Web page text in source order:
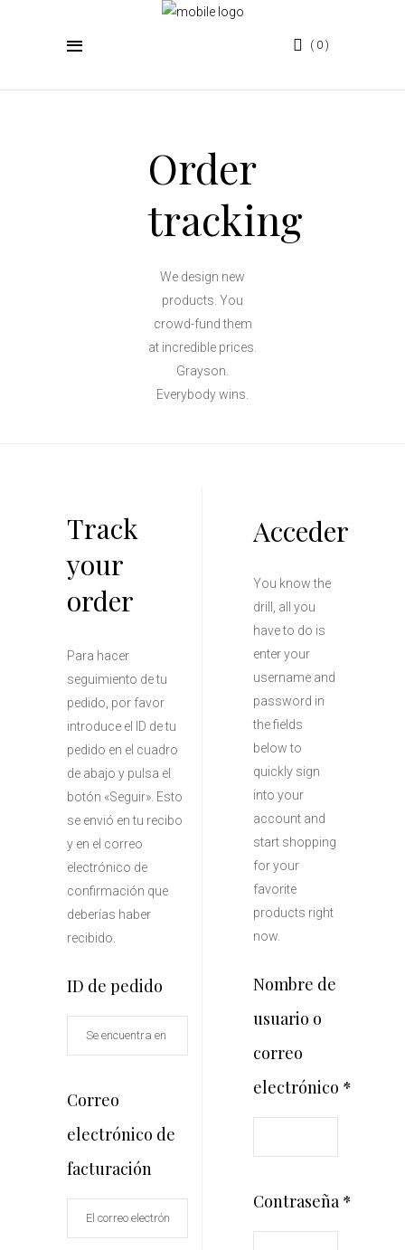
0
Order
tracking
We design new
products. You
crowd-fund them
at incredible prices.
Grayson.
Everybody wins.
Track
your
order
Para hacer
seguimiento de tu
pedido, por favor
introduce el ID de tu
pedido en el cuadro
de abajo y pulsa el
botón «Seguir». Esto
se envió en tu recibo
y en el correo
electrónico de
confirmación que
deberías haber
recibido.
ID de pedido
Correo
electrónico de
facturación
Acceder
You know the
drill, all you
have to do is
enter your
username and
password in
the fields
below to
quickly sign
into your
account and
start shopping
for your
favorite
products right
now.
Nombre de
usuario o
correo
electrónico *
Obligatorio
Contraseña*
Obligatorio